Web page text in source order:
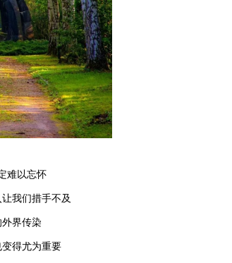
难以忘怀
我们措手不及
界传染
得尤为重要